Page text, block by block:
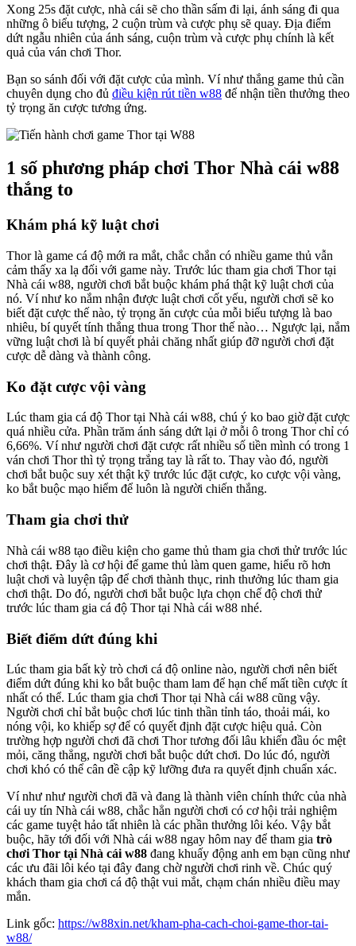
Xong 25s đặt cược, nhà cái sẽ cho thần sấm đi lại, ánh sáng đi qua
những ô biểu tượng, 2 cuộn trùm và cược phụ sẽ quay. Địa điểm
dứt ngẫu nhiên của ánh sáng, cuộn trùm và cược phụ chính là kết
quả của ván chơi Thor.
Bạn so sánh đối với đặt cược của mình. Ví như thắng game thủ cần
chuyên dụng cho đủ điều kiện rút tiền w88 để nhận tiền thưởng theo
tỷ trọng ăn cược tương ứng.
1 số phương pháp chơi Thor Nhà cái w88
thắng to
Khám phá kỹ luật chơi
Thor là game cá độ mới ra mắt, chắc chắn có nhiều game thủ vẫn
cảm thấy xa lạ đối với game này. Trước lúc tham gia chơi Thor tại
Nhà cái w88, người chơi bắt buộc khám phá thật kỹ luật chơi của
nó. Ví như ko nắm nhận được luật chơi cốt yếu, người chơi sẽ ko
biết đặt cược thế nào, tỷ trọng ăn cược của mỗi biểu tượng là bao
nhiêu, bí quyết tính thắng thua trong Thor thế nào… Ngược lại, nắm
vững luật chơi là bí quyết phải chăng nhất giúp đỡ người chơi đặt
cược dễ dàng và thành công.
Ko đặt cược vội vàng
Lúc tham gia cá độ Thor tại Nhà cái w88, chú ý ko bao giờ đặt cược
quá nhiều cửa. Phần trăm ánh sáng dứt lại ở mỗi ô trong Thor chỉ có
6,66%. Ví như người chơi đặt cược rất nhiều số tiền mình có trong 1
ván chơi Thor thì tỷ trọng trắng tay là rất to. Thay vào đó, người
chơi bắt buộc suy xét thật kỹ trước lúc đặt cược, ko cược vội vàng,
ko bắt buộc mạo hiểm để luôn là người chiến thắng.
Tham gia chơi thử
Nhà cái w88 tạo điều kiện cho game thủ tham gia chơi thử trước lúc
chơi thật. Đây là cơ hội để game thủ làm quen game, hiểu rõ hơn
luật chơi và luyện tập để chơi thành thục, rinh thưởng lúc tham gia
chơi thật. Do đó, người chơi bắt buộc lựa chọn chế độ chơi thử
trước lúc tham gia cá độ Thor tại Nhà cái w88 nhé.
Biết điểm dứt đúng khi
Lúc tham gia bất kỳ trò chơi cá độ online nào, người chơi nên biết
điểm dứt đúng khi ko bắt buộc tham lam để hạn chế mất tiền cược ít
nhất có thể. Lúc tham gia chơi Thor tại Nhà cái w88 cũng vậy.
Người chơi chỉ bắt buộc chơi lúc tinh thần tỉnh táo, thoải mái, ko
nóng vội, ko khiếp sợ để có quyết định đặt cược hiệu quả. Còn
trường hợp người chơi đã chơi Thor tương đối lâu khiến đầu óc mệt
mỏi, căng thẳng, người chơi bắt buộc dứt chơi. Do lúc đó, người
chơi khó có thể cân đề cập kỹ lưỡng đưa ra quyết định chuẩn xác.
Ví như như người chơi đã và đang là thành viên chính thức của nhà
cái uy tín Nhà cái w88, chắc hẳn người chơi có cơ hội trải nghiệm
các game tuyệt hảo tất nhiên là các phần thưởng lôi kéo. Vậy bắt
buộc, hãy tới đối với Nhà cái w88 ngay hôm nay để tham gia trò
chơi Thor tại Nhà cái w88 đang khuấy động anh em bạn cũng như
các ưu đãi lôi kéo tại đây đang chờ người chơi rinh về. Chúc quý
khách tham gia chơi cá độ thật vui mắt, chạm chán nhiều điều may
mắn.
Link gốc: https://w88xin.net/kham-pha-cach-choi-game-thor-tai-
w88/